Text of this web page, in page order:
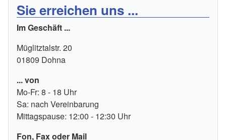
Sie erreichen uns ...
Im Geschäft ...
Müglitztalstr. 20
01809 Dohna
... von
Mo-Fr: 8 - 18 Uhr
Sa: nach Vereinbarung
Mittagspause: 12:00 - 12:30 Uhr
Fon, Fax oder Mail